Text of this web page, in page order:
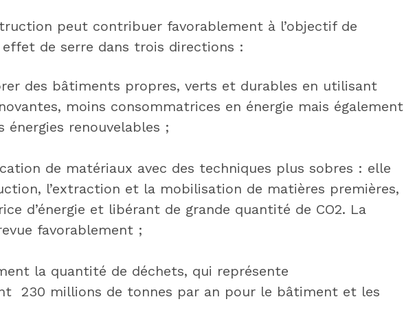
peut contribuer favorablement à l’objectif de
de serre dans trois directions :
des bâtiments propres, verts et durables en utilisant
moins consommatrices en énergie mais également
renouvelables ;
de matériaux avec des techniques plus sobres : elle
l’extraction et la mobilisation de matières premières,
d’énergie et libérant de grande quantité de CO2. La
favorablement ;
la quantité de déchets, qui représente
230 millions de tonnes par an pour le bâtiment et les